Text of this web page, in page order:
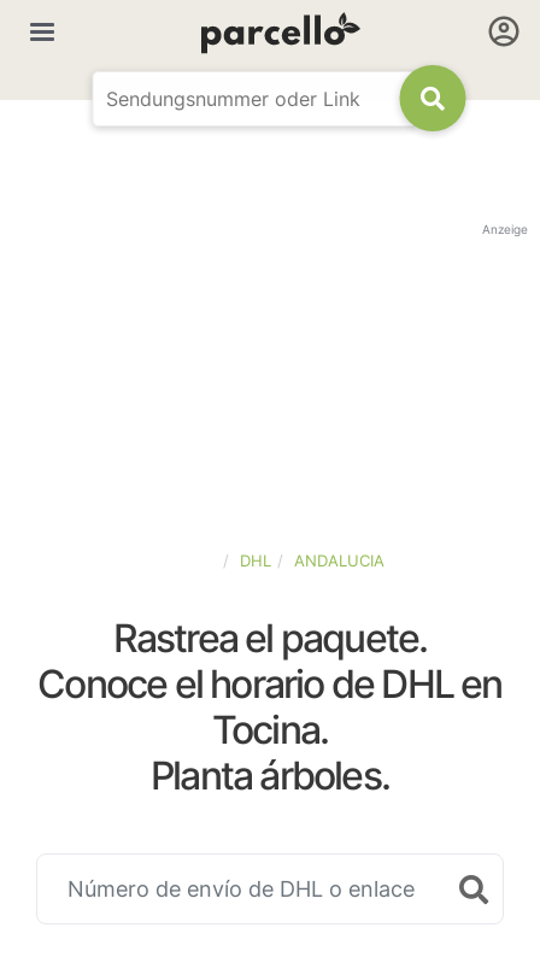
Anzeige
DHL ANDALUCIA
Rastrea el paquete.
Conoce el horario de DHL en
Tocina.
Planta árboles.